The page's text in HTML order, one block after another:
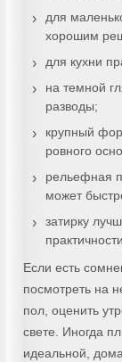
для
хорошим
для кухни
на темной
разводы;
крупный
ровного
рельефная
может
затирку
Если есть
посмотреть на
пол, оценить
свете. Иногда
идеальной,